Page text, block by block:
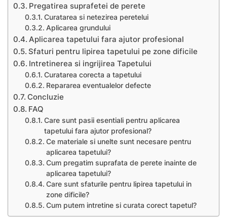
Pregatirea suprafetei de perete
Curatarea si netezirea peretelui
Aplicarea grundului
Aplicarea tapetului fara ajutor profesional
Sfaturi pentru lipirea tapetului pe zone dificile
Intretinerea si ingrijirea Tapetului
Curatarea corecta a tapetului
Repararea eventualelor defecte
Concluzie
FAQ
Care sunt pasii esentiali pentru aplicarea
tapetului fara ajutor profesional?
Ce materiale si unelte sunt necesare pentru
aplicarea tapetului?
Cum pregatim suprafata de perete inainte de
aplicarea tapetului?
Care sunt sfaturile pentru lipirea tapetului in
zone dificile?
Cum putem intretine si curata corect tapetul?